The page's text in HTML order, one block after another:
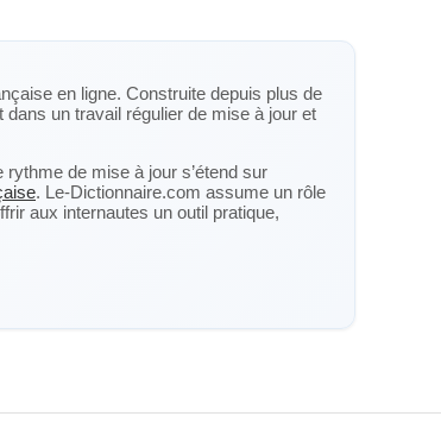
en ligne. Construite depuis plus de
dans un travail régulier de mise à jour et
rythme de mise à jour s’étend sur
. Le-Dictionnaire.com assume un rôle
aux internautes un outil pratique,